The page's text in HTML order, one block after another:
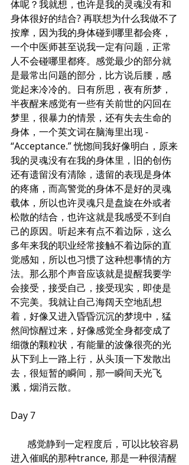
体呢？我就想，也许是我的灵魂没有和
身体很好的结合? 再联想为什么我做不了
按摩，因为我的身体碰到哪里都会疼，
一个中医师甚至说我一定有问题，正常
人不会碰哪里都疼。感觉最少的部分就
是最常出问题的部分，比方说后腰，感
觉起来冷冷的。日有所思，夜有所梦，
半夜醒来感觉有一些有关前世的闪回在
梦里，很暴力的情景，还有失去生命的
身体，一个英文词在脑海里出现 -
“Acceptance.” 恍惚间我好像明白，原来
我的灵魂没有在我的身体里，旧的创伤
还有遗留没有清除，遗留的表现是身体
的疼痛，而高警觉的身体不是好的灵魂
载体，所以也许灵魂只是盘旋在外或者
松散的结合，也许这就是我感受不到自
己的原因。听起来有点不着边际，这么
多年来我的职业经常接触不着边际的直
觉感知，所以也习惯了这种想事情的方
法。那么那个声音应该就是提醒我要学
会接受，接受自己，接受现实，即使是
不完美。我就让自己海阔天空地乱想
着，好像又进入昏昏沉沉的梦境中，猛
然间惊醒过来，好像感觉全身都变成了
细微的颗粒状，有能量的波像很亮的光
从下到上一路上行，从头顶一下发散出
去，很短暂的瞬间，那一瞬间天光飞
溅，烟消云散。
Day 7
感觉静到一定程度后，可以比较容易
进入催眠的那种trance, 那是一种很清醒